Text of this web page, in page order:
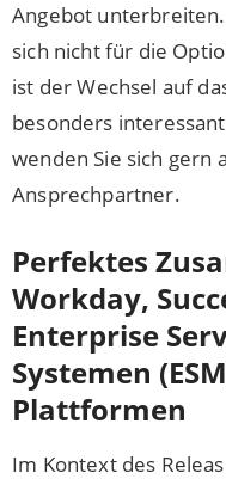
Angebot
sich nicht für die
ist der Wechsel auf
besonders
wenden Sie sich gern
Ansprechpartner.
Perfektes
Workday,
Enterprise
Systemen
Plattformen
Im Kontext des